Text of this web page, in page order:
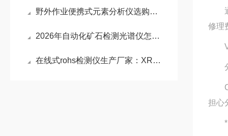
野外作业便携式元素分析仪选购指南
2026年自动化矿石检测光谱仪怎么选？这5个参数比品牌重要
在线式rohs检测仪生产厂家：XRF技术原理与选型要点解析
通
修理
分
C
担心
* M